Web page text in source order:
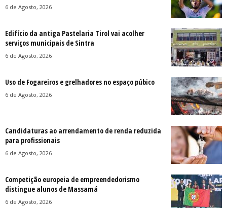
6 de Agosto, 2026
Edifício da antiga Pastelaria Tirol vai acolher
serviços municipais de Sintra
6 de Agosto, 2026
Uso de Fogareiros e grelhadores no espaço púbico
6 de Agosto, 2026
Candidaturas ao arrendamento de renda reduzida
para profissionais
6 de Agosto, 2026
Competição europeia de empreendedorismo
distingue alunos de Massamá
6 de Agosto, 2026